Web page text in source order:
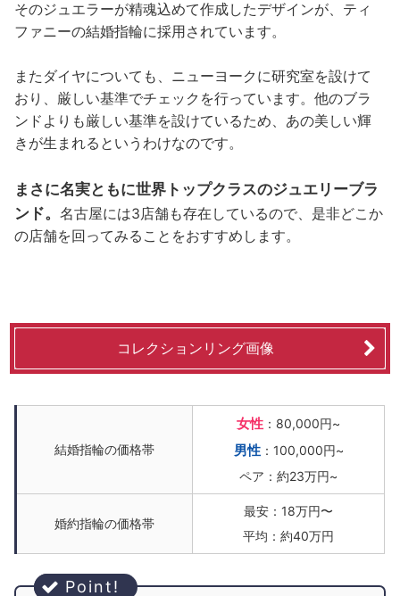
そのジュエラーが精魂込めて作成したデザインが、ティ
ファニーの結婚指輪に採用されています。
またダイヤについても、ニューヨークに研究室を設けて
おり、厳しい基準でチェックを行っています。他のブラ
ンドよりも厳しい基準を設けているため、あの美しい輝
きが生まれるというわけなのです。
まさに名実ともに世界トップクラスのジュエリーブラ
ンド。名古屋には3店舗も存在しているので、是非どこか
の店舗を回ってみることをおすすめします。
コレクションリング画像
結婚指輪の価格帯
女性 ：80,000円~
男性：100,000円~
ペア：約23万円~
婚約指輪の価格帯
最安：18万円〜
平均：約40万円